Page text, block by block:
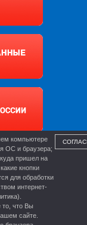
компьютере
ОС и браузера;
пришел на
кнопки
для обработки
интернет-
что Вы
сайте.